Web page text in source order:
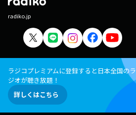
radiko.jp
ラジコプレミアムに登録すると日本全国のラ
ジオが聴き放題！
詳しくはこちら